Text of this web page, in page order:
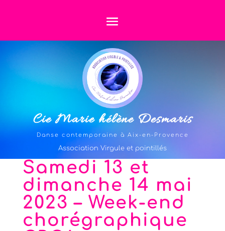
Cie Marie hélène Desmaris
Danse contemporaine à Aix-en-Provence
Association Virgule et pointillés
Samedi 13 et
dimanche 14 mai
2023 – Week-end
chorégraphique